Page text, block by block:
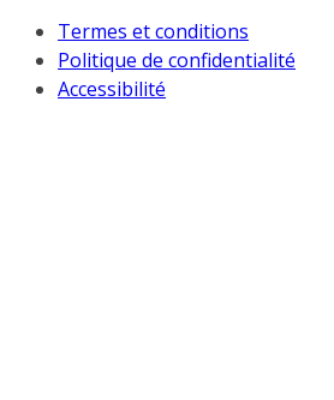
Termes et conditions
Politique de confidentialité
Accessibilité